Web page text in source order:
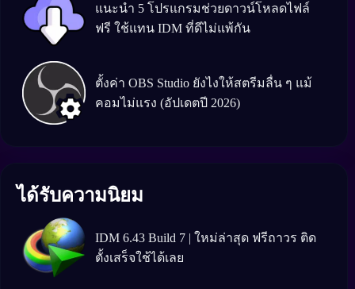
แนะนำ 5 โปรแกรมช่วยดาวน์โหลดไฟล์
ฟรี ใช้แทน IDM ที่ดีไม่แพ้กัน
ตั้งค่า OBS Studio ยังไงให้สตรีมลื่น ๆ แม้
คอมไม่แรง (อัปเดตปี 2026)
ได้รับความนิยม
IDM 6.43 Build 7 | ใหม่ล่าสุด ฟรีถาวร ติด
ตั้งเสร็จใช้ได้เลย